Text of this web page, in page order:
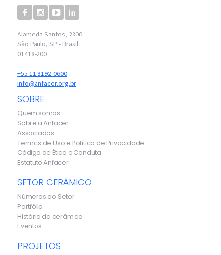
Alameda Santos, 2300
São Paulo, SP - Brasil
01418-200
+55 11 3192-0600
info@anfacer.org.br
SOBRE
Quem somos
Sobre a Anfacer
Associados
Termos de Uso e Política de Privacidade
Código de Ética e Conduta
Estatuto Anfacer
SETOR CERÂMICO
Números do Setor
Portfólio
História da cerâmica
Eventos
PROJETOS